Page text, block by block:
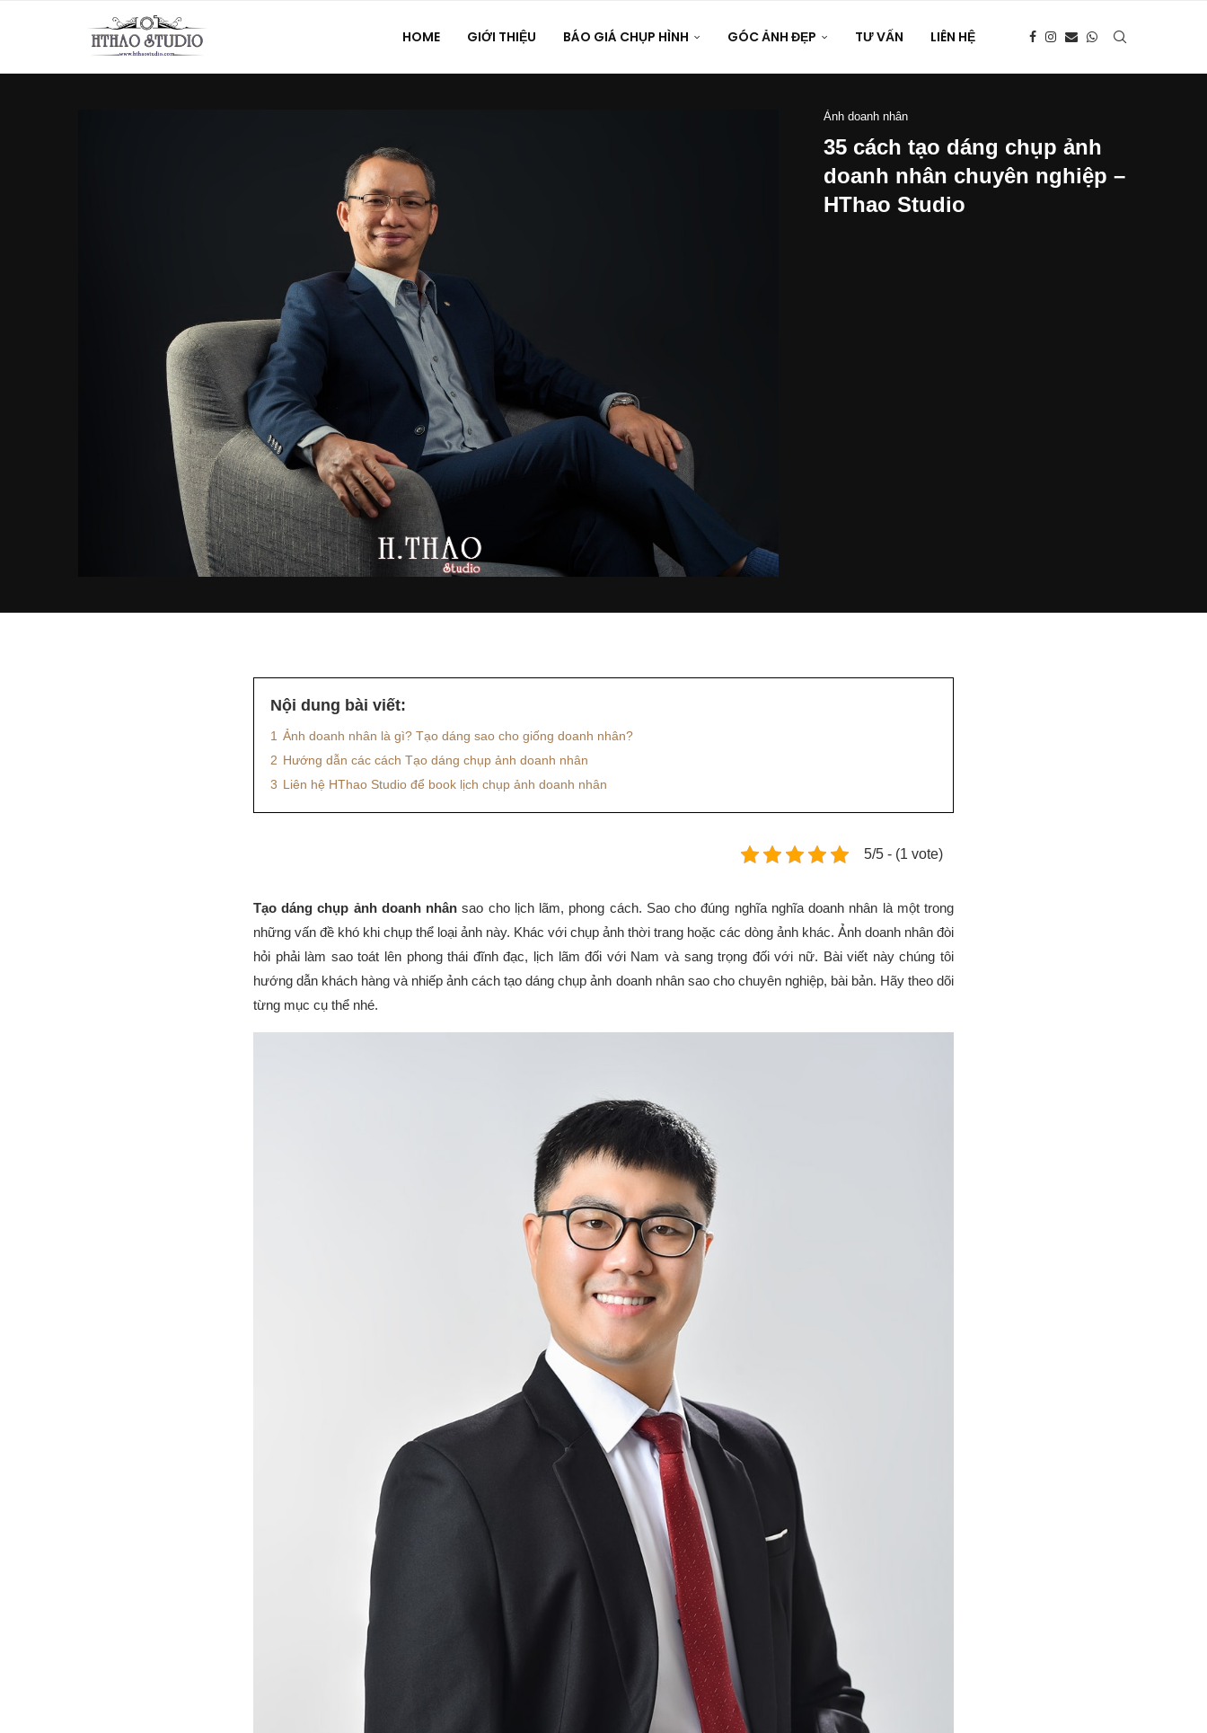
HOME GIỚI THIỆU BÁO GIÁ CHỤP HÌNH GÓC ẢNH ĐẸP TƯ VẤN LIÊN HỆ
Ảnh doanh nhân
35 cách tạo dáng chụp ảnh
doanh nhân chuyên nghiệp –
HThao Studio
Nội dung bài viết:
1 Ảnh doanh nhân là gì? Tạo dáng sao cho giống doanh nhân?
2 Hướng dẫn các cách Tạo dáng chụp ảnh doanh nhân
3 Liên hệ HThao Studio để book lịch chụp ảnh doanh nhân
5/5 - (1 vote)
Tạo dáng chụp ảnh doanh nhân sao cho lịch lãm, phong cách. Sao cho đúng nghĩa nghĩa doanh nhân là một trong
những vấn đề khó khi chụp thể loại ảnh này. Khác với chụp ảnh thời trang hoặc các dòng ảnh khác. Ảnh doanh nhân đòi
hỏi phải làm sao toát lên phong thái đĩnh đạc, lịch lãm đối với Nam và sang trọng đối với nữ. Bài viết này chúng tôi
hướng dẫn khách hàng và nhiếp ảnh cách tạo dáng chụp ảnh doanh nhân sao cho chuyên nghiệp, bài bản. Hãy theo dõi
từng mục cụ thể nhé.